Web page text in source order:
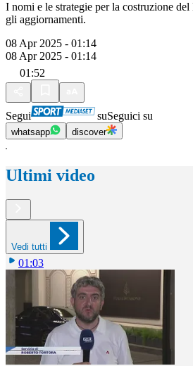
I nomi e le strategie per la costruzione
gli aggiornamenti.
08 Apr 2025 - 01:14
08 Apr 2025 - 01:14
01:52
Segui suSeguici su
whatsapp discover
Ultimi video
Vedi tutti
01:03